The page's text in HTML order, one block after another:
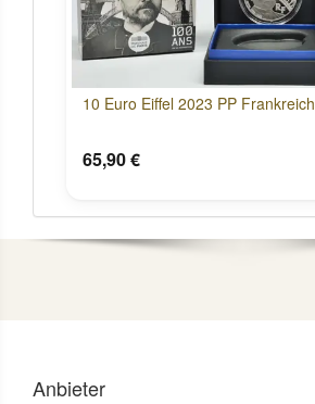
10 Euro Eiffel 2023 PP Frankreich
65,90 €
Anbieter